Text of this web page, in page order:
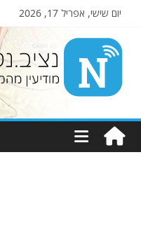
יום שישי, אפריל 17, 2026
Nziv.net
מודיעין
מהמקורות